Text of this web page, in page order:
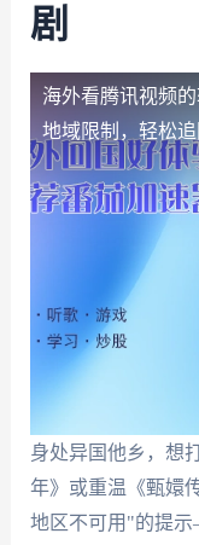
剧
海外看腾讯视频
地域限制，轻松追
身处异国他乡，想
年》或重温《甄嬛
地区不可用"的提